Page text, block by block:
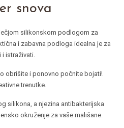
snova
silikonskom podlogom za
i zabavna podloga idealna je za
istraživati.
obrišite i ponovno počnite bojati!
trenutke.
silikona, a njezina antibakterijska
okruženje za vaše mališane.